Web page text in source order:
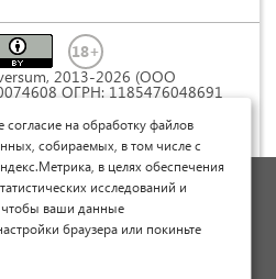
2013-2026 (ООО
ОГРН: 1185476048691
4.0
персональных данных
оферты
научную статью
согласие на обработку файлов
собираемых, в том числе с
в целях обеспечения
исследований и
чтобы ваши данные
браузера или покиньте